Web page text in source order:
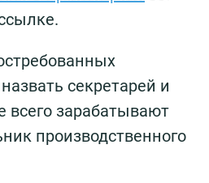
секретарей и
всего зарабатывают
производственного